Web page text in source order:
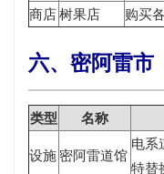
商店树果店 购买
六、密阿雷市
类型 名称
设施 密阿雷道馆
电系
特替